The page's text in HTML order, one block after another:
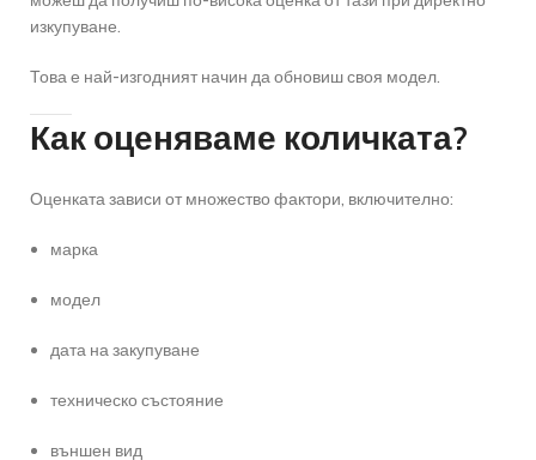
изкупуване.
Това е най-изгодният начин да обновиш своя модел.
Как оценяваме количката?
Оценката зависи от множество фактори, включително:
марка
модел
дата на закупуване
техническо състояние
външен вид